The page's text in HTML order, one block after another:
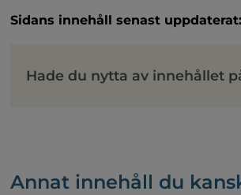
Sidans innehåll senast uppdaterat:
Hade du nytta av innehållet
Annat innehåll du